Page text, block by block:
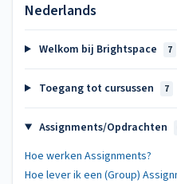
Nederlands
Welkom bij Brightspace 7
Toegang tot cursussen 7
Assignments/Opdrachten
Hoe werken Assignments?
Hoe lever ik een (Group)